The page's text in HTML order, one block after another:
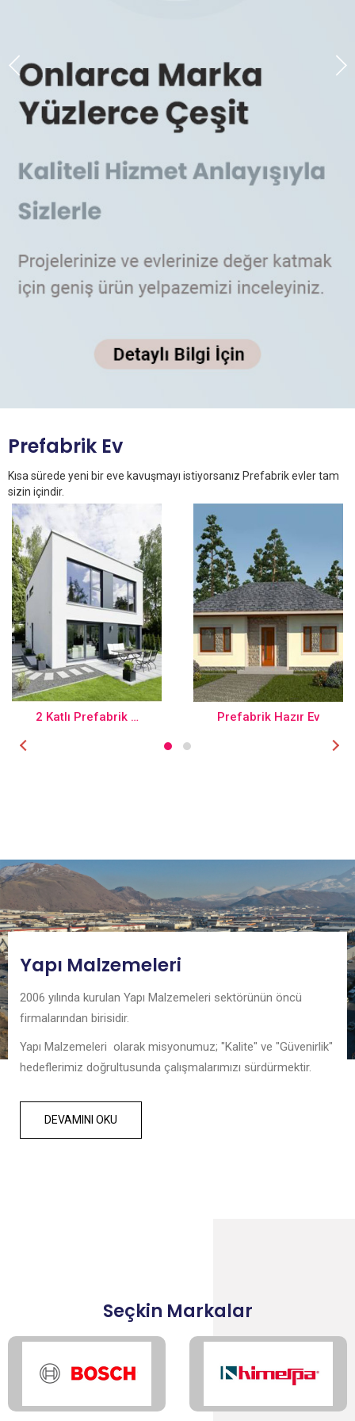
Prefabrik Ev
Kısa sürede yeni bir eve kavuşmayı istiyorsanız Prefabrik evler tam
sizin içindir.
2 Katlı Prefabrik Ev Prefabrik Hazır Ev
Yapı Malzemeleri
2006 yılında kurulan Yapı Malzemeleri sektörünün öncü
firmalarından birisidir.
Yapı Malzemeleri olarak misyonumuz; "Kalite" ve "Güvenirlik"
hedeflerimiz doğrultusunda çalışmalarımızı sürdürmektir.
DEVAMINI OKU
Seçkin Markalar